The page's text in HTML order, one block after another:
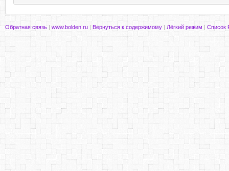
Обратная связь | www.bolden.ru | Вернуться к содержимому | Лёгкий режим | Список